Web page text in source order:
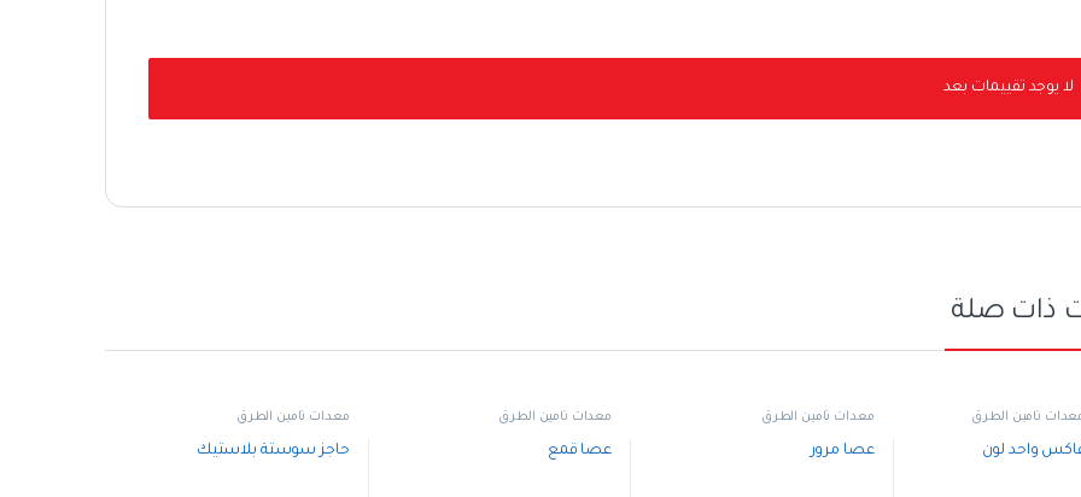
لا يوجد تقييمات بعد
ذات صلة
تأمين الطرق
واحد لون
معدات تأمين الطرق
عصا مرور
معدات تأمين الطرق
عصا قمع
معدات تأمين الطرق
حاجز سوستة بلاستيك